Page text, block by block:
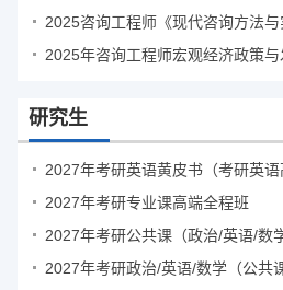
研究生
2027年考研英语黄皮书（考研英语
2027年考研专业课高端全程班
2027年考研公共课（政治/英语/数
2027年考研政治/英语/数学（公共